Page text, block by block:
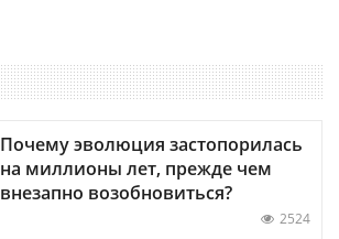
Почему эволюция застопорилась
на миллионы лет, прежде чем
внезапно возобновиться?
2524